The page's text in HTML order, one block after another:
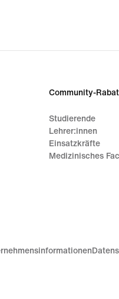
Community-
Studierende
Lehrer:innen
Einsatzkräfte
Medizinisches